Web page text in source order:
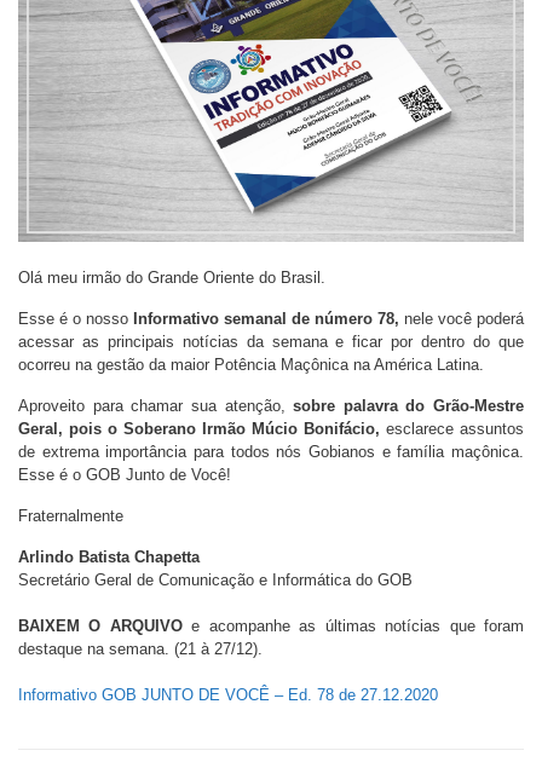
Olá meu irmão do Grande Oriente do Brasil.
Esse é o nosso Informativo semanal de número 78, nele você poderá
acessar as principais notícias da semana e ficar por dentro do que
ocorreu na gestão da maior Potência Maçônica na América Latina.
Aproveito para chamar sua atenção,sobre palavra do Grão-Mestre
Geral, pois o Soberano Irmão Múcio Bonifácio, esclarece assuntos
de extrema importância para todos nós Gobianos e família maçônica.
Esse é o GOB Junto de Você!
Fraternalmente
Arlindo Batista Chapetta
Secretário Geral de Comunicação e Informática do GOB
BAIXEM O ARQUIVOe acompanhe as últimas notícias que foram
destaque na semana. (21 à 27/12).
Informativo GOB JUNTO DE VOCÊ – Ed. 78 de 27.12.2020